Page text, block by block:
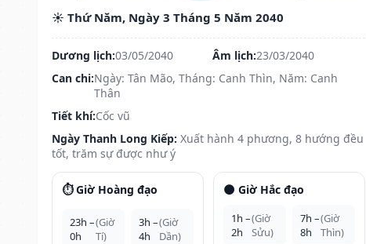
☀️ Thứ Năm, Ngày 3 Tháng 5 Năm 2040
Dương lịch:03/05/2040 Âm lịch:23/03/2040
Can chi:Ngày: Tân Mão, Tháng: Canh Thìn, Năm: Canh
Thân
Tiết khí:Cốc vũ
Ngày Thanh Long Kiếp: Xuất hành 4 phương, 8 hướng đều
tốt, trăm sự được như ý
⏱️ Giờ Hoàng đạo
23h –
0h
(Giờ
Tí)
3h –
4h
(Giờ
Dần)
🌑 Giờ Hắc đạo
1h –
2h
(Giờ
Sửu)
7h –
8h
(Giờ
Thìn)